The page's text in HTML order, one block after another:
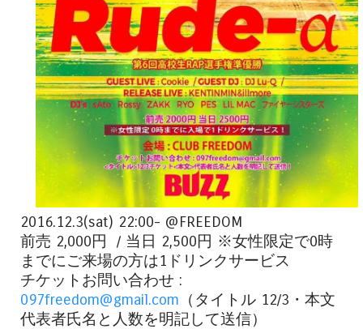
2016.12.3(sat) 22:00- @FREEDOM
前売 2,000円 / 当日 2,500円 ※女性限定で0時
までにご来場の方は1ドリンクサービス
チケットお問い合わせ :
097freedom@gmail.com （タイトル 12/3・本文
代表者氏名と人数を明記して送信）